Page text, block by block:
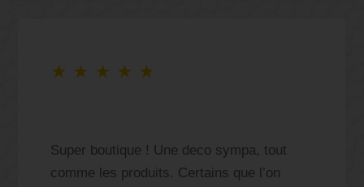
★ ★ ★ ★ ★
Super boutique ! Une deco sympa, tout
comme les produits. Certains que l’on